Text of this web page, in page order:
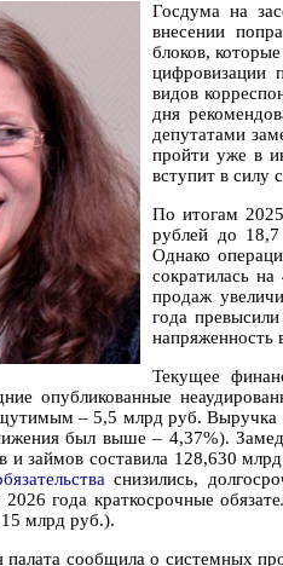
Госдума на
внесении
блоков,
цифровизации
видов
дня
депутатами
пройти уже в
вступит в силу
По итогам
рублей до
Однако
сократилась
продаж
года
напряженность
Текущее
опубликованные
– 5,5 млрд руб.
был выше – 4,37%).
и займов составила 128,630
снизились,
года краткосрочные
15 млрд руб.).
сообщила о системных